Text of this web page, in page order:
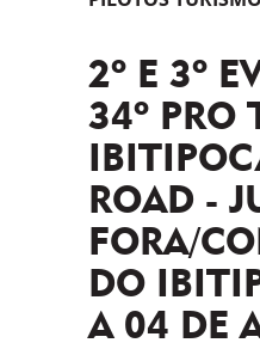
2º E 3º
34º PRO
ROAD -
FORA/
DO
A 04 DE